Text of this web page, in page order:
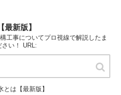
新版】
工事についてプロ視線で解説したま
さい！ URL:
は【最新版】